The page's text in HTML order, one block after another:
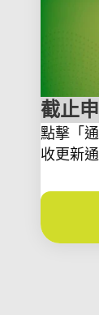
截止
點擊「
收更新